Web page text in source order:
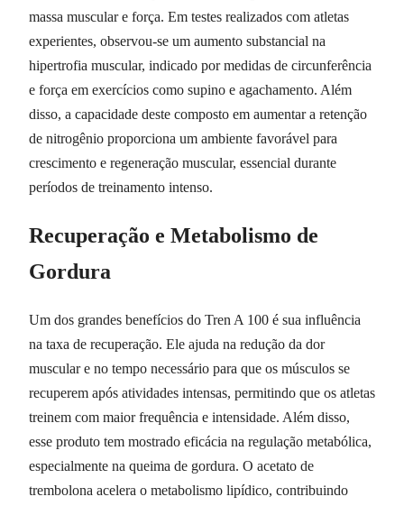
massa muscular e força. Em testes realizados com atletas
experientes, observou-se um aumento substancial na
hipertrofia muscular, indicado por medidas de circunferência
e força em exercícios como supino e agachamento. Além
disso, a capacidade deste composto em aumentar a retenção
de nitrogênio proporciona um ambiente favorável para
crescimento e regeneração muscular, essencial durante
períodos de treinamento intenso.
Recuperação e Metabolismo de
Gordura
Um dos grandes benefícios do Tren A 100 é sua influência
na taxa de recuperação. Ele ajuda na redução da dor
muscular e no tempo necessário para que os músculos se
recuperem após atividades intensas, permitindo que os atletas
treinem com maior frequência e intensidade. Além disso,
esse produto tem mostrado eficácia na regulação metabólica,
especialmente na queima de gordura. O acetato de
trembolona acelera o metabolismo lipídico, contribuindo